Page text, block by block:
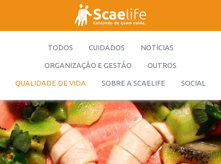
TODOS CUIDADOS NOTÍCIAS
ORGANIZAÇÃO E GESTÃO OUTROS
QUALIDADE DE VIDA SOBRE A SCAELIFE SOCIAL